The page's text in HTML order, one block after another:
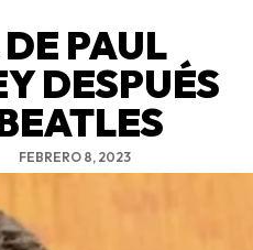
PAUL
DESPUÉS
FEBRERO 8, 2023